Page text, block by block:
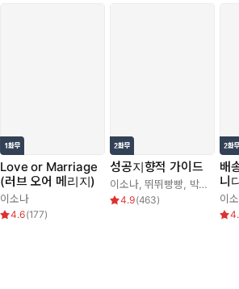
Love or Marriage
(러브 오어 메리지)
이소나
4.6(177)
성공지향적 가이드
이소나,뛰뛰빵빵, 박보율
4.9(463)
배
니
이